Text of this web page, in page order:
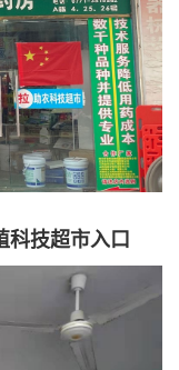
科技超市入口